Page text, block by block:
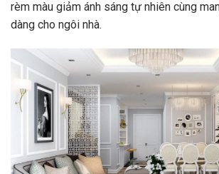
rèm màu giảm ánh sáng tự nhiên cùng